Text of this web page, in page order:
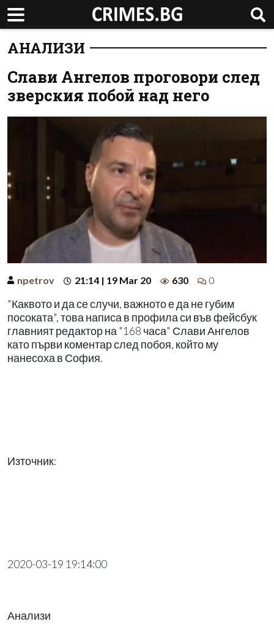
АНАЛИЗИ
Слави Ангелов проговори след
зверския побой над него
npetrov 21:14 | 19 Mar 20 630 0
"Каквото и да се случи, важното е да не губим
посоката", това написа в профила си във фейсбук
главният редактор на "168 часа" Слави Ангелов
като първи коментар след побоя, който му
нанесоха в София.
Източник:
2020-03-19 19:14:00
Анализи